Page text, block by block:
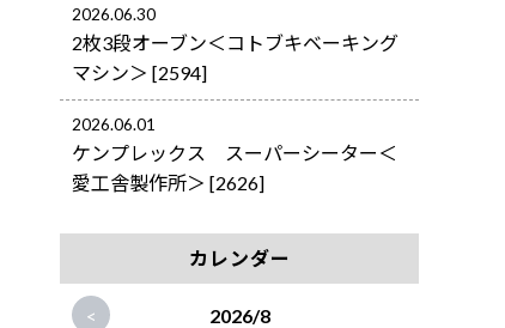
2026.06.30
2枚3段オーブン＜コトブキベーキング
マシン＞ [2594]
2026.06.01
ケンプレックス スーパーシーター＜
愛工舎製作所＞ [2626]
カレンダー
<
2026/8